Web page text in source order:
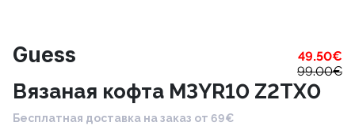
Guess 49.50€
99.00€
Вязаная кофта M3YR10 Z2TX0
Бесплатная доставка на заказ от 69€